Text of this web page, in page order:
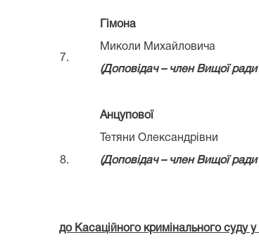
7.
Гімона
Миколи Михайловича
(Доповідач – член Вищої
8.
Анцупової
Тетяни Олександрівни
(Доповідач – член Вищої
до Касаційного кримінального суду